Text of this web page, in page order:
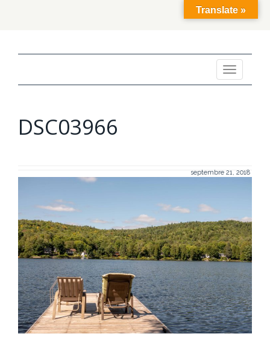
Toggle
navigation
DSC03966
septembre 21, 2018
Translate »